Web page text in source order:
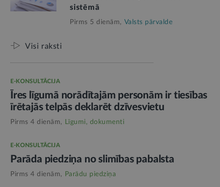
sistēmā
Pirms 5 dienām, Valsts pārvalde
Visi raksti
E-KONSULTĀCIJA
Īres līgumā norādītajām personām ir tiesības
īrētajās telpās deklarēt dzīvesvietu
Pirms 4 dienām, Līgumi, dokumenti
E-KONSULTĀCIJA
Parāda piedziņa no slimības pabalsta
Pirms 4 dienām, Parādu piedziņa